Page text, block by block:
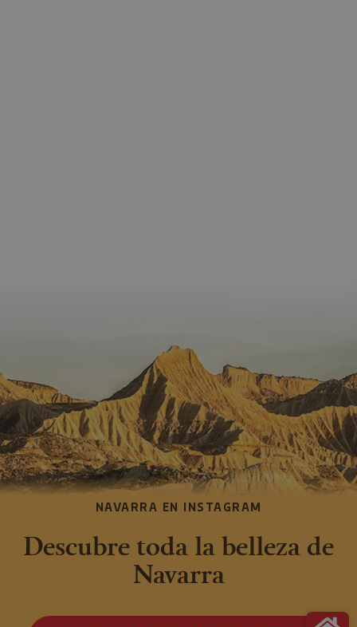
NAVARRA EN INSTAGRAM
Descubre toda la belleza de
Navarra